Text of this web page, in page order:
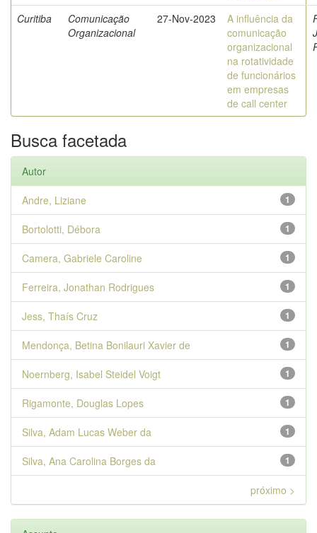
Curitiba
Comunicação
Organizacional
27-Nov-2023
A influência da
comunicação
organizacional
na rotatividade
de funcionários
em empresas
de call center
Busca facetada
Autor
1
Andre, Liziane
1
Bortolotti, Débora
1
Camera, Gabriele Caroline
1
Ferreira, Jonathan Rodrigues
1
Jess, Thaís Cruz
1
Mendonça, Betina Bonilauri Xavier de
1
Noernberg, Isabel Steidel Voigt
1
Rigamonte, Douglas Lopes
1
Silva, Adam Lucas Weber da
1
Silva, Ana Carolina Borges da
próximo >